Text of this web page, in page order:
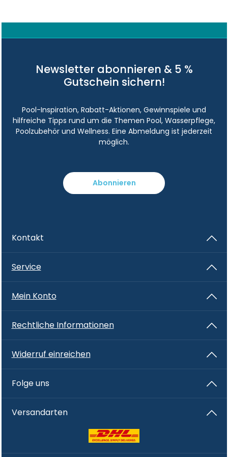
Newsletter abonnieren & 5 %
Gutschein sichern!
Pool-Inspiration, Rabatt-Aktionen, Gewinnspiele und
hilfreiche Tipps rund um die Themen Pool, Wasserpflege,
Poolzubehör und Wellness. Eine Abmeldung ist jederzeit
möglich.
Abonnieren
Kontakt
Service
Mein Konto
Rechtliche Informationen
Widerruf einreichen
Folge uns
Versandarten